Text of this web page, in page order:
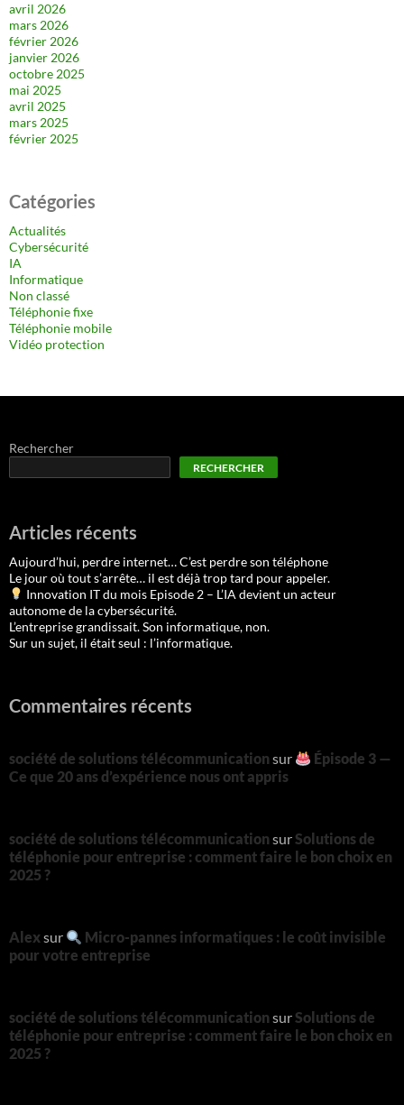
avril 2026
mars 2026
février 2026
janvier 2026
octobre 2025
mai 2025
avril 2025
mars 2025
février 2025
Catégories
Actualités
Cybersécurité
IA
Informatique
Non classé
Téléphonie fixe
Téléphonie mobile
Vidéo protection
Rechercher
RECHERCHER
Articles récents
Aujourd’hui, perdre internet… C’est perdre son téléphone
Le jour où tout s’arrête… il est déjà trop tard pour appeler.
Innovation IT du mois Episode 2 – L’IA devient un acteur
autonome de la cybersécurité.
L’entreprise grandissait. Son informatique, non.
Sur un sujet, il était seul : l’informatique.
Commentaires récents
société de solutions télécommunication sur
Épisode 3 —
Ce que 20 ans d’expérience nous ont appris
société de solutions télécommunication surSolutions de
téléphonie pour entreprise : comment faire le bon choix en
2025 ?
Alexsur
Micro-pannes informatiques : le coût invisible
pour votre entreprise
société de solutions télécommunication surSolutions de
téléphonie pour entreprise : comment faire le bon choix en
2025 ?